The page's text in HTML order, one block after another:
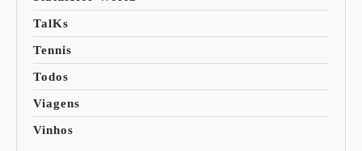
TalKs
Tennis
Todos
Viagens
Vinhos